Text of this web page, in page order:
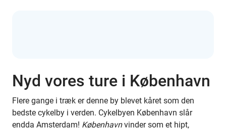
Nyd vores ture i København
Flere gange i træk er denne by blevet kåret som den
bedste cykelby i verden. Cykelbyen København slår
endda Amsterdam! Københavnvinder som et hipt,